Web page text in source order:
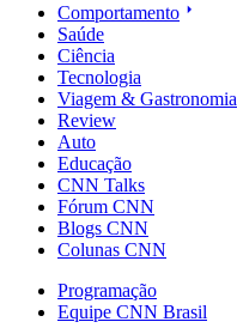
Comportamento
Saúde
Ciência
Tecnologia
Viagem & Gastronomia
Review
Auto
Educação
CNN Talks
Fórum CNN
Blogs CNN
Colunas CNN
Programação
Equipe CNN Brasil